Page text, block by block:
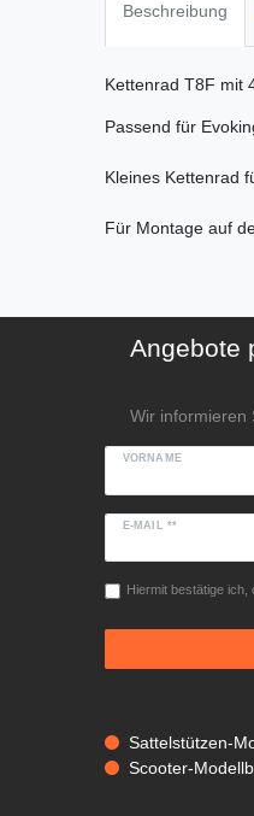
Beschreibung
Kettenrad T8F mit
Passend für
Kleines Kettenrad
Für Montage auf
Angebote
Wir informieren
VORNAME
E-MAIL **
Hiermit bestätige ich,
Sattelstützen-
Scooter-